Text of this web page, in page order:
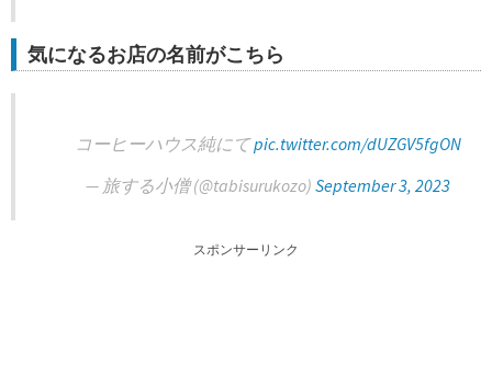
気になるお店の名前がこちら
コーヒーハウス純にてpic.twitter.com/dUZGV5fgON
— 旅する小僧 (@tabisurukozo) September 3, 2023
スポンサーリンク